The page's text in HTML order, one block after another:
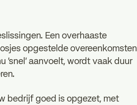
Een overhaaste
opgestelde overeenkomsten
'snel' aanvoelt, wordt vaak duur
bedrijf goed is opgezet, met